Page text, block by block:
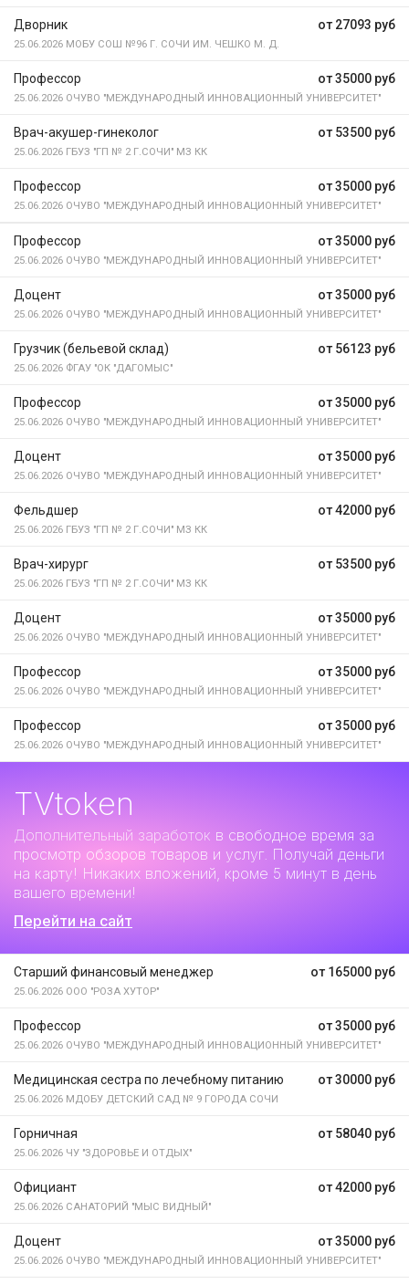
от 27093 руб
Дворник
25.06.2026 МОБУ СОШ №96 Г. СОЧИ ИМ. ЧЕШКО М. Д.
от 35000 руб
Профессор
25.06.2026 ОЧУВО "МЕЖДУНАРОДНЫЙ ИННОВАЦИОННЫЙ УНИВЕРСИТЕТ"
от 53500 руб
Врач-акушер-гинеколог
25.06.2026 ГБУЗ "ГП № 2 Г.СОЧИ" МЗ КК
от 35000 руб
Профессор
25.06.2026 ОЧУВО "МЕЖДУНАРОДНЫЙ ИННОВАЦИОННЫЙ УНИВЕРСИТЕТ"
от 35000 руб
Профессор
25.06.2026 ОЧУВО "МЕЖДУНАРОДНЫЙ ИННОВАЦИОННЫЙ УНИВЕРСИТЕТ"
от 35000 руб
Доцент
25.06.2026 ОЧУВО "МЕЖДУНАРОДНЫЙ ИННОВАЦИОННЫЙ УНИВЕРСИТЕТ"
от 56123 руб
Грузчик (бельевой склад)
25.06.2026 ФГАУ "ОК "ДАГОМЫС"
от 35000 руб
Профессор
25.06.2026 ОЧУВО "МЕЖДУНАРОДНЫЙ ИННОВАЦИОННЫЙ УНИВЕРСИТЕТ"
от 35000 руб
Доцент
25.06.2026 ОЧУВО "МЕЖДУНАРОДНЫЙ ИННОВАЦИОННЫЙ УНИВЕРСИТЕТ"
от 42000 руб
Фельдшер
25.06.2026 ГБУЗ "ГП № 2 Г.СОЧИ" МЗ КК
от 53500 руб
Врач-хирург
25.06.2026 ГБУЗ "ГП № 2 Г.СОЧИ" МЗ КК
от 35000 руб
Доцент
25.06.2026 ОЧУВО "МЕЖДУНАРОДНЫЙ ИННОВАЦИОННЫЙ УНИВЕРСИТЕТ"
от 35000 руб
Профессор
25.06.2026 ОЧУВО "МЕЖДУНАРОДНЫЙ ИННОВАЦИОННЫЙ УНИВЕРСИТЕТ"
от 35000 руб
Профессор
25.06.2026 ОЧУВО "МЕЖДУНАРОДНЫЙ ИННОВАЦИОННЫЙ УНИВЕРСИТЕТ"
TVtoken
Дополнительный заработок в свободное время за
просмотр обзоров товаров и услуг. Получай деньги
на карту! Никаких вложений, кроме 5 минут в день
вашего времени!
Перейти на сайт
от 165000 руб
Старший финансовый менеджер
25.06.2026 ООО "РОЗА ХУТОР"
от 35000 руб
Профессор
25.06.2026 ОЧУВО "МЕЖДУНАРОДНЫЙ ИННОВАЦИОННЫЙ УНИВЕРСИТЕТ"
от 30000 руб
Медицинская сестра по лечебному питанию
25.06.2026 МДОБУ ДЕТСКИЙ САД № 9 ГОРОДА СОЧИ
от 58040 руб
Горничная
25.06.2026 ЧУ "ЗДОРОВЬЕ И ОТДЫХ"
от 42000 руб
Официант
25.06.2026 САНАТОРИЙ "МЫС ВИДНЫЙ"
от 35000 руб
Доцент
25.06.2026 ОЧУВО "МЕЖДУНАРОДНЫЙ ИННОВАЦИОННЫЙ УНИВЕРСИТЕТ"